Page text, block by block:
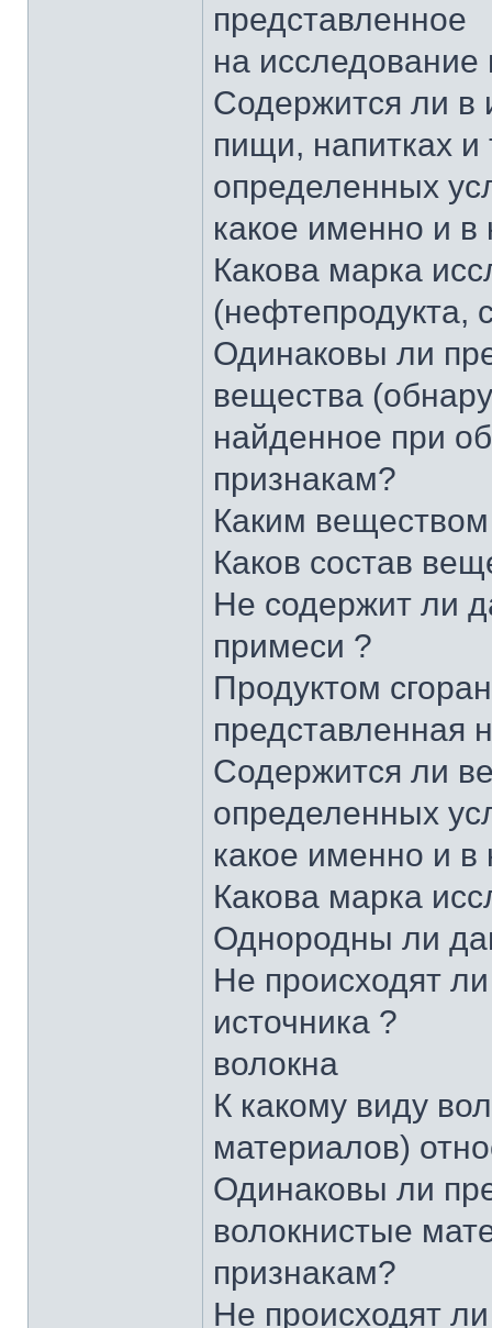
представленное
на
Содержится ли в
пищи, напитках
определенных
какое именно и в
Какова марка
(нефтепродукта,
Одинаковы ли
вещества
найденное при
признакам?
Каким
Каков состав
Не содержит ли
примеси ?
Продуктом
представленная
Содержится ли
определенных
какое именно и в
Какова марка
Однородны ли
Не происходят
источника ?
волокна
К какому виду
материалов)
Одинаковы ли
волокнистые
признакам?
Не происходят